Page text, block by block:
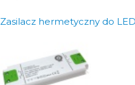
Zasilacz hermetyczny do